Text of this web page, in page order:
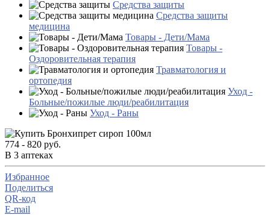
Средства защиты
Средства защиты
медицина
Товары - Дети/Мама
Товары -
Оздоровительная терапия
Травматология и
ортопедия
Уход -
Больные/пожилые люди/реабилитация
Уход - Раны
774 - 820 руб.
В 3 аптеках
Избранное
Поделиться
QR-код
E-mail